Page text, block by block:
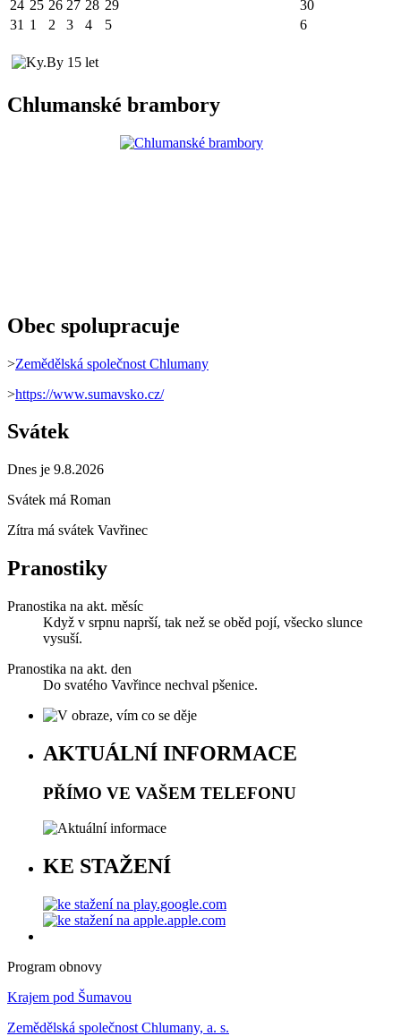
24 25 26 27 28 29
30
31 1 2 3 4 5 6
Chlumanské brambory
Obec spolupracuje
>Zemědělská společnost Chlumany
>https://www.sumavsko.cz/
Svátek
Dnes je 9.8.2026
Svátek má Roman
Zítra má svátek Vavřinec
Pranostiky
Pranostika na akt. měsíc
Když v srpnu naprší, tak než se oběd pojí, všecko slunce
vysuší.
Pranostika na akt. den
Do svatého Vavřince nechval pšenice.
AKTUÁLNÍ INFORMACE
PŘÍMO VE VAŠEM TELEFONU
KE STAŽENÍ
Program obnovy
Krajem pod Šumavou
Zemědělská společnost Chlumany, a. s.